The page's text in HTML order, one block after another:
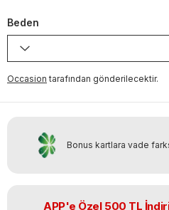
Beden
Occasion tarafından gönderilecektir.
Bonus kartlara vade
APP'e Özel 500 TL